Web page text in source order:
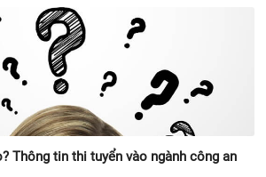
Thông tin thi tuyển vào ngành công an